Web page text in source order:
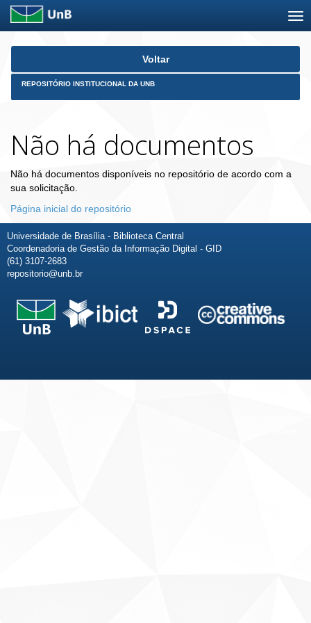
Skip
Voltar
REPOSITÓRIO INSTITUCIONAL DA UNB
Não há documentos
Não há documentos disponíveis no repositório de acordo com a
sua solicitação.
Página inicial do repositório
Universidade de Brasília - Biblioteca Central
Coordenadoria de Gestão da Informação Digital - GID
(61) 3107-2683
repositorio@unb.br